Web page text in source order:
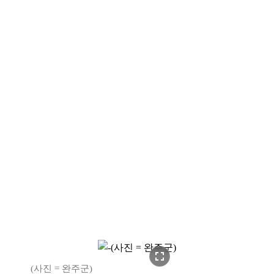
fullscreen
(사진 = 완주군)